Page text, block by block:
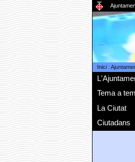
Inici:
Tema a
La Ciutat
Ciutadans